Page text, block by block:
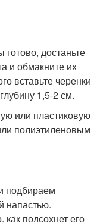
достаньте
и обмакните их
вставьте черенки
1,5-2 см.
или пластиковую
полиэтиленовым
подбираем
напастью.
подсохнет его